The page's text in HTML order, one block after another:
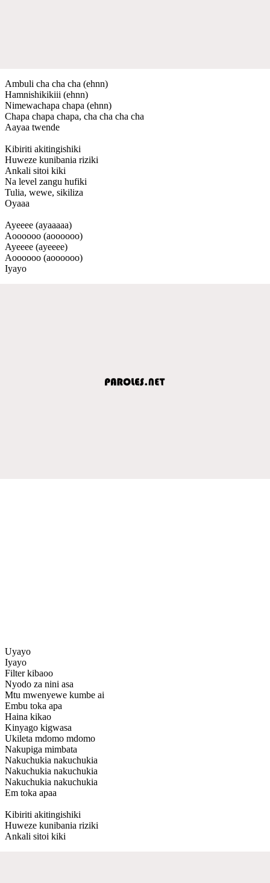
Ambuli cha cha cha (ehnn)
Hamnishikikiii (ehnn)
Nimewachapa chapa (ehnn)
Chapa chapa chapa, cha cha cha cha
Aayaa twende
Kibiriti akitingishiki
Huweze kunibania riziki
Ankali sitoi kiki
Na level zangu hufiki
Tulia, wewe, sikiliza
Oyaaa
Ayeeee (ayaaaaa)
Aoooooo (aoooooo)
Ayeeee (ayeeee)
Aoooooo (aoooooo)
Iyayo
Uyayo
Iyayo
Filter kibaoo
Nyodo za nini asa
Mtu mwenyewe kumbe ai
Embu toka apa
Haina kikao
Kinyago kigwasa
Ukileta mdomo mdomo
Nakupiga mimbata
Nakuchukia nakuchukia
Nakuchukia nakuchukia
Nakuchukia nakuchukia
Em toka apaa
Kibiriti akitingishiki
Huweze kunibania riziki
Ankali sitoi kiki